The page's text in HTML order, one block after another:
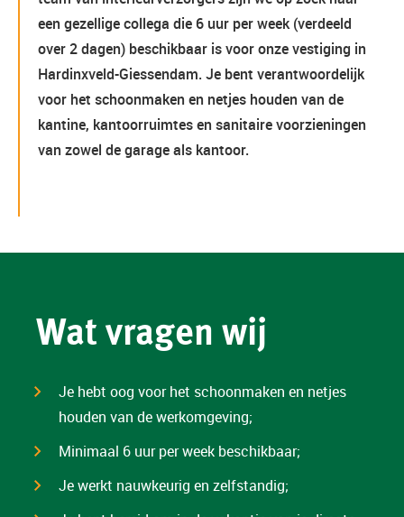
een gezellige collega die 6 uur per week (verdeeld
over 2 dagen) beschikbaar is voor onze vestiging in
Hardinxveld-Giessendam. Je bent verantwoordelijk
voor het schoonmaken en netjes houden van de
kantine, kantoorruimtes en sanitaire voorzieningen
van zowel de garage als kantoor.
Wat vragen wij
Je hebt oog voor het schoonmaken en netjes
houden van de werkomgeving;
Minimaal 6 uur per week beschikbaar;
Je werkt nauwkeurig en zelfstandig;